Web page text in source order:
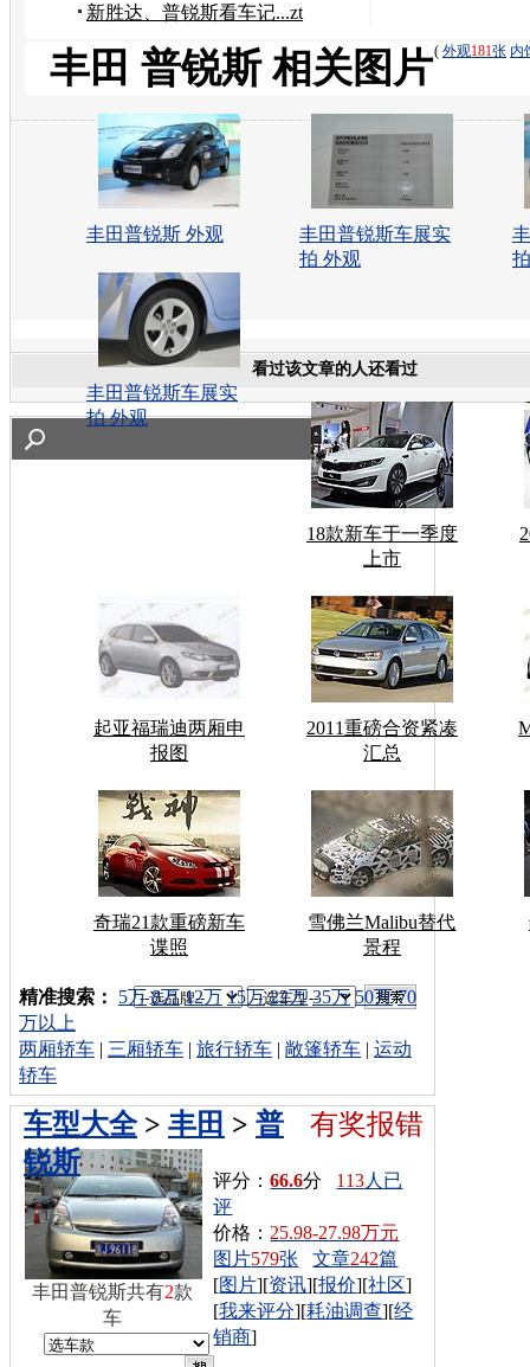
新胜达、普锐斯看车记...zt
( 外观181张 内
丰田 普锐斯 相关图片
丰田普锐斯 外观
丰田普锐斯车展实
拍 外观
丰田普锐斯车展实
拍 外观
看过该文章的人还看过
18款新车于一季度
上市
起亚福瑞迪两厢申
报图
2011重磅合资紧凑
汇总
奇瑞21款重磅新车
谍照
雪佛兰Malibu替代
景程
车型搜索：
精准搜索： 5万 8万 12万 15万 22万 35万 50万 70
万以上
两厢轿车 | 三厢轿车 | 旅行轿车 | 敞篷轿车 | 运动
轿车
有奖报错
车型大全> 丰田 > 普
锐斯
评分：66.6分 113人已
评
价格： 25.98-27.98万元
图片579张 文章242篇
[图片][资讯][报价][社区]
[我来评分][耗油调查][经
销商]
丰田普锐斯共有2款
车